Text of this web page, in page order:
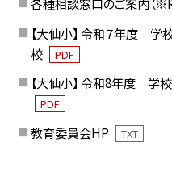
【大仙小】 令和７年度 学
校
PDF
【大仙小】 令和8年度
PDF
教育委員会HP TXT